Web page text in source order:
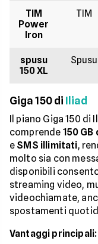
TIM
Power
Iron
TIM
spusu
150 XL
Spusu
Giga 150 di Iliad
Il piano Giga 150 di
comprende 150
e SMS illimitati,
molto sia con
disponibili
streaming video,
videochiamate,
spostamenti
Vantaggi principali: